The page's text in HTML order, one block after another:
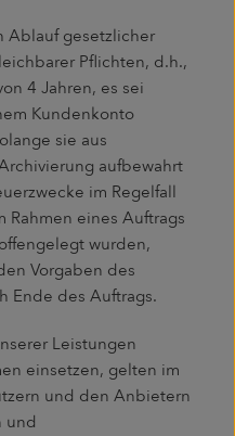
Ablauf gesetzlicher
Pflichten, d.h.,
4 Jahren, es sei
Kundenkonto
sie aus
aufbewahrt
im Regelfall
Rahmen eines Auftrags
wurden,
Vorgaben des
Ende des Auftrags.
Leistungen
einsetzen, gelten im
und den Anbietern
und